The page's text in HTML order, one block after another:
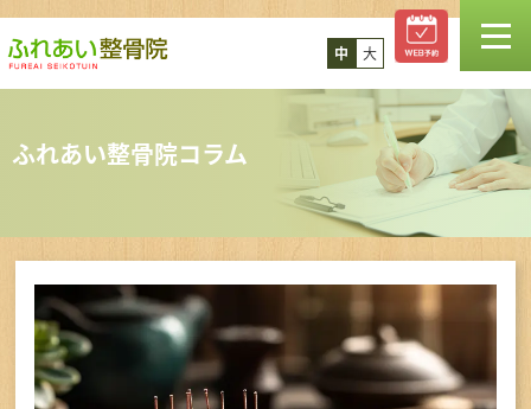
中 大
ふれあい整骨院コラム
診療案内
コラム